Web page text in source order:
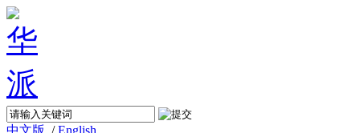
中文版 /English